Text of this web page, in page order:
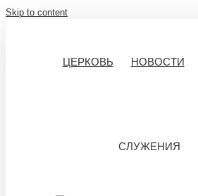
Skip to content
ЦЕРКОВЬ НОВОСТИ
СЛУЖЕНИЯ